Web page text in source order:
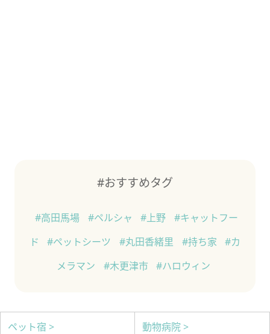
#おすすめタグ
#高田馬場 #ペルシャ #上野
#キャットフー
ド
#ペットシーツ #丸田香緒里 #持ち家
#カ
メラマン
#木更津市 #ハロウィン
ペット宿 > 動物病院 >